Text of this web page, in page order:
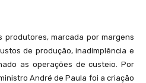
marcada por margens
de produção, inadimplência e
as operações de custeio. Por
André de Paula foi a criação